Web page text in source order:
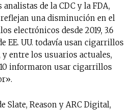
de la CDC y la FDA,
una disminución en el
electrónicos desde 2019, 3.6
EE. UU. todavía usan cigarrillos
entre los usuarios actuales,
10 informaron usar cigarrillos
Slate, Reason y ARC Digital,